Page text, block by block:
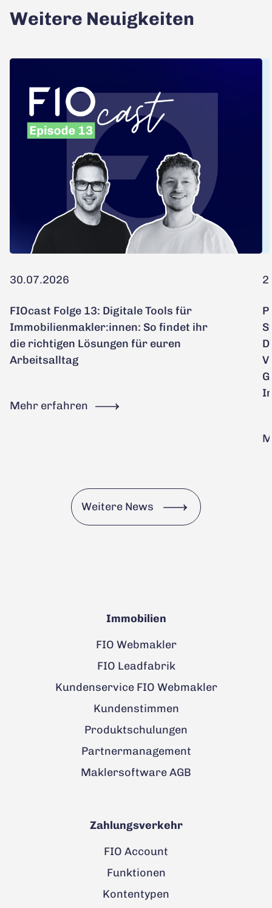
Weitere Neuigkeiten
30.07.2026
FIOcast Folge 13: Digitale Tools für
Immobilienmakler:innen: So findet ihr
die richtigen Lösungen für euren
Arbeitsalltag
Mehr erfahren
Weitere News
Immobilien
FIO Webmakler
FIO Leadfabrik
Kundenservice FIO Webmakler
Kundenstimmen
Produktschulungen
Partnermanagement
Maklersoftware AGB
Zahlungsverkehr
FIO Account
Funktionen
Kontentypen